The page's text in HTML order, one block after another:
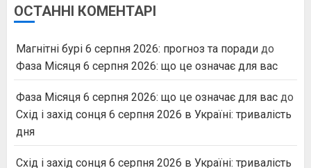
ОСТАННІ КОМЕНТАРІ
Магнітні бурі 6 серпня 2026: прогноз та поради до
Фаза Місяця 6 серпня 2026: що це означає для вас
Фаза Місяця 6 серпня 2026: що це означає для вас до
Схід і захід сонця 6 серпня 2026 в Україні: тривалість
дня
Схід і захід сонця 6 серпня 2026 в Україні: тривалість